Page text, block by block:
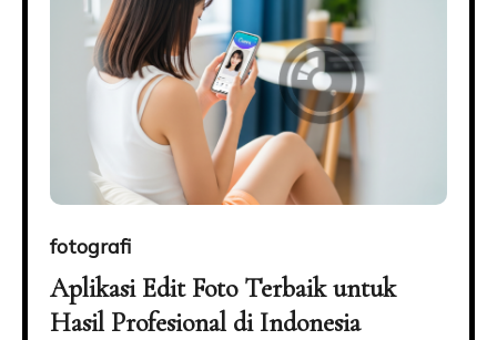
fotografi
Aplikasi Edit Foto Terbaik untuk
Hasil Profesional di Indonesia